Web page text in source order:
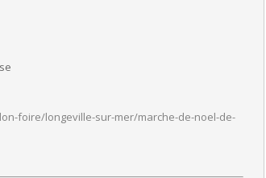
foire/longeville-sur-mer/marche-de-noel-de-